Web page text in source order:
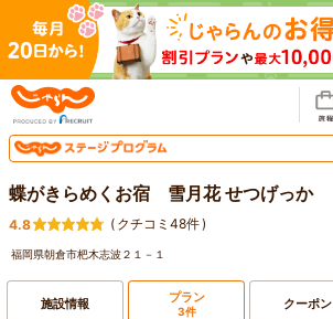
蝶がきらめくお宿 雪月花 せつげっか
4.8 ( クチコミ48件)
福岡県朝倉市杷木志波２１－１
施設情報 プラン
3件 クーポン